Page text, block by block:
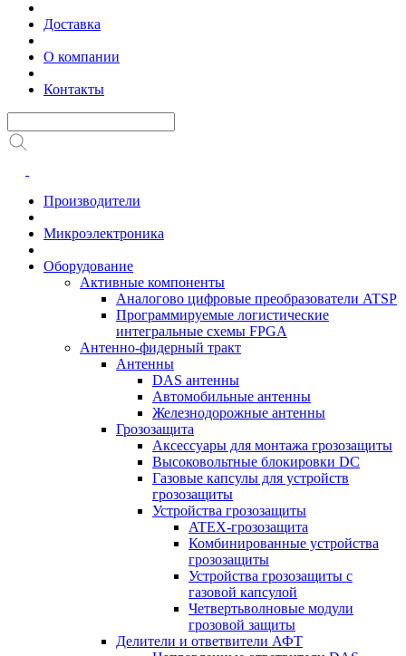
Доставка
О компании
Контакты
Производители
Микроэлектроника
Оборудование
Активные компоненты
Аналогово цифровые преобразователи ATSP
Программируемые логистические
интегральные схемы FPGA
Антенно-фидерный тракт
Антенны
DAS антенны
Автомобильные антенны
Железнодорожные антенны
Грозозащита
Аксессуары для монтажа грозозащиты
Высоковольтные блокировки DC
Газовые капсулы для устройств
грозозащиты
Устройства грозозащиты
ATEX-грозозащита
Комбинированные устройства
грозозащиты
Устройства грозозащиты с
газовой капсулой
Четвертьволновые модули
грозовой защиты
Делители и ответвители АФТ